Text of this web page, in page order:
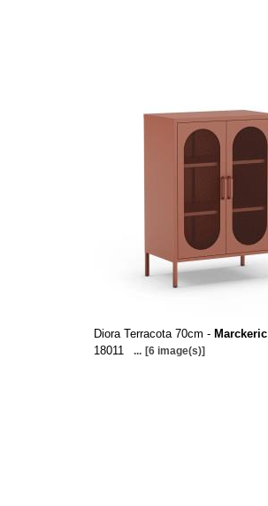
Diora Terracota 70cm - Marckeric
18011
... [6 image(s)]